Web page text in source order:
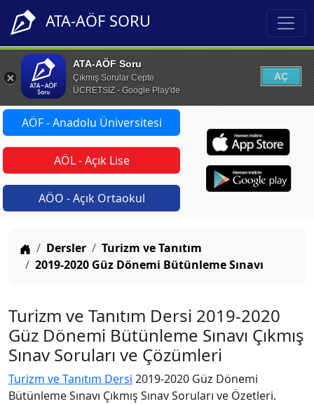
ATA-AÖF SORU
ATA-AÖF Soru
Çıkmış Sorular Cepte
ÜCRETSİZ - Google Play'de
AÇ
AÖF - Anadolu Üniversitesi
AÖL - Açık Lise
AÖO - Açık Ortaokul
Anasayfa
Dersler
Turizm ve Tanıtım
2019-2020 Güz Dönemi Bütünleme Sınavı
Turizm ve Tanıtım Dersi 2019-2020
Güz Dönemi Bütünleme Sınavı Çıkmış
Sınav Soruları ve Çözümleri
Turizm ve Tanıtım Dersi 2019-2020 Güz Dönemi
Bütünleme Sınavı Çıkmış Sınav Soruları ve Özetleri.